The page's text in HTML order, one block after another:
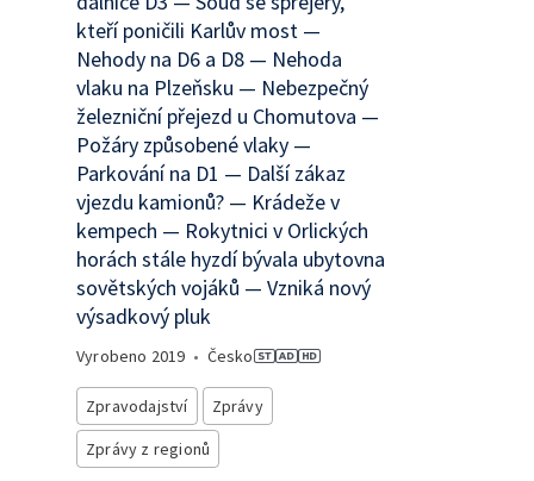
kteří poničili Karlův most —
Nehody na D6 a D8 — Nehoda
vlaku na Plzeňsku — Nebezpečný
železniční přejezd u Chomutova —
Požáry způsobené vlaky —
Parkování na D1 — Další zákaz
vjezdu kamionů? — Krádeže v
kempech — Rokytnici v Orlických
horách stále hyzdí bývala ubytovna
sovětských vojáků — Vzniká nový
výsadkový pluk
Vyrobeno 2019 • Česko
Zpravodajství
Zprávy
Zprávy z regionů